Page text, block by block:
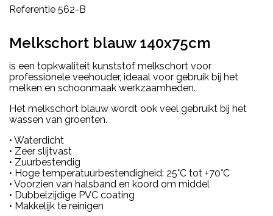
Referentie 562-B
Melkschort blauw 140x75cm
is een topkwaliteit kunststof melkschort voor
professionele veehouder, ideaal voor gebruik bij het
melken en schoonmaak werkzaamheden.
Het melkschort blauw wordt ook veel gebruikt bij het
wassen van groenten.
• Waterdicht
• Zeer slijtvast
• Zuurbestendig
• Hoge temperatuurbestendigheid: 25°C tot +70°C
• Voorzien van halsband en koord om middel
• Dubbelzijdige PVC coating
• Makkelijk te reinigen